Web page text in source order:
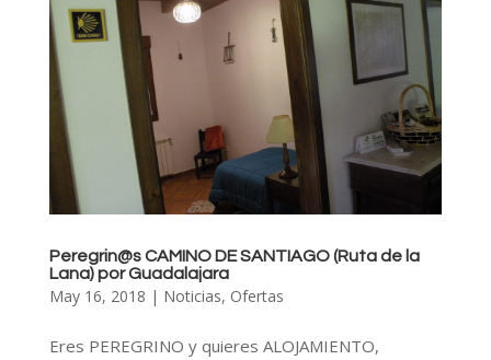
Peregrin@s CAMINO DE SANTIAGO (Ruta de la
Lana) por Guadalajara
May 16, 2018 | Noticias, Ofertas
Eres PEREGRINO y quieres ALOJAMIENTO,